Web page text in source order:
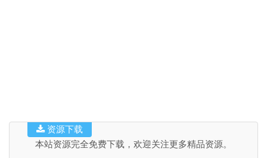
本站资源完全免费下载，欢迎关注更多精品资源。
资源下载